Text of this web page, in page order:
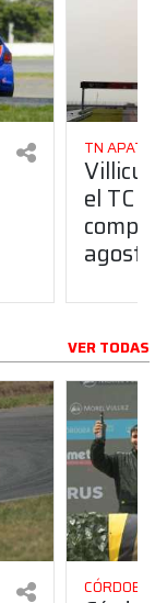
TN APAT
el TC
agosto
VER TODAS